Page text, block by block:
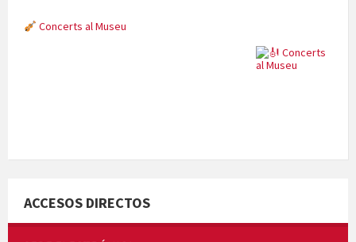
Concerts al Museu
ACCESOS DIRECTOS